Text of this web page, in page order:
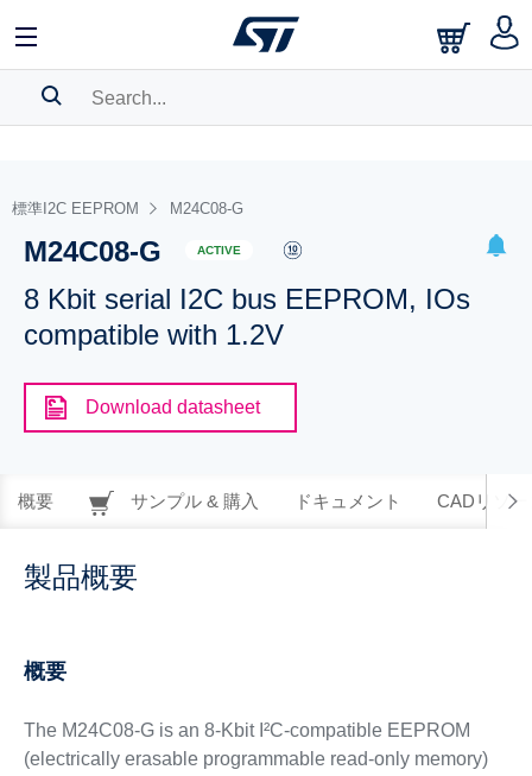
BOOKMARK
Pleaselog in to show your saved searches.
標準I2C EEPROM M24C08-G
M24C08-G ACTIVE
8 Kbit serial I2C bus EEPROM, IOs
compatible with 1.2V
Download datasheet
概要 サンプル & 購入 ドキュメント CADリソー
製品概要
概要
The M24C08-G is an 8-Kbit I²C-compatible EEPROM
(electrically erasable programmable read-only memory)